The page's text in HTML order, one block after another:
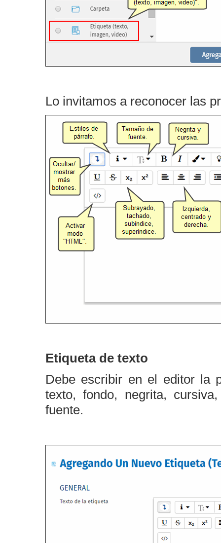
Lo invitamos a reconocer las
Etiqueta de texto
Debe escribir en el editor la
texto, fondo, negrita,
fuente.